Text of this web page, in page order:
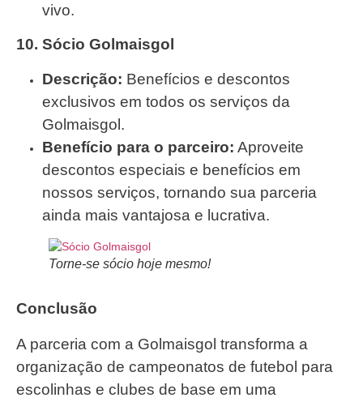
vivo.
10. Sócio Golmaisgol
Descrição: Benefícios e descontos
exclusivos em todos os serviços da
Golmaisgol.
Benefício para o parceiro: Aproveite
descontos especiais e benefícios em
nossos serviços, tornando sua parceria
ainda mais vantajosa e lucrativa.
Torne-se sócio hoje mesmo!
Conclusão
A parceria com a Golmaisgol transforma a
organização de campeonatos de futebol para
escolinhas e clubes de base em uma